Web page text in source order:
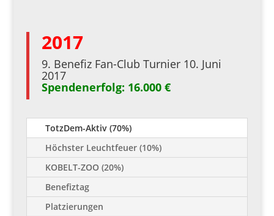
2017
9. Benefiz Fan-Club Turnier 10. Juni
2017
Spendenerfolg: 16.000 €
TotzDem-Aktiv (70%)
Höchster Leuchtfeuer (10%)
KOBELT-ZOO (20%)
Benefiztag
Platzierungen